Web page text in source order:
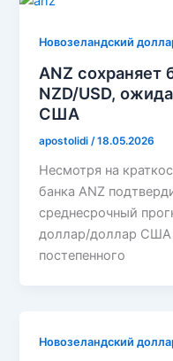
Новозеландский
ANZ сохраняет
NZD/USD,
США
apostolidi/18.05.2026
Несмотря на
банка ANZ
среднесрочный
доллар/доллар США
постепенного
Новозеландский